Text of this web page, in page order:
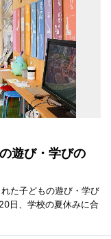
遊び・学びの
た子どもの遊び・学び
日、学校の夏休みに合